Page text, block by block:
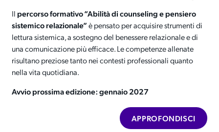
Il percorso formativo “Abilità di counseling e pensiero
sistemico relazionale”è pensato per acquisire strumenti di
lettura sistemica, a sostegno del benessere relazionale e di
una comunicazione più efficace. Le competenze allenate
risultano preziose tanto nei contesti professionali quanto
nella vita quotidiana.
Avvio prossima edizione: gennaio 2027
APPROFONDISCI